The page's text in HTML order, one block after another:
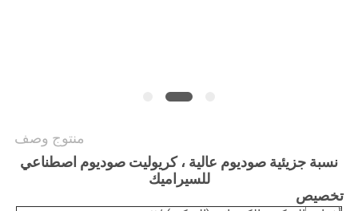
منتوج وصف
نسبة جزيئية صوديوم عالية ، كريوليت صوديوم اصطناعي
للسيراميك
تخصيص